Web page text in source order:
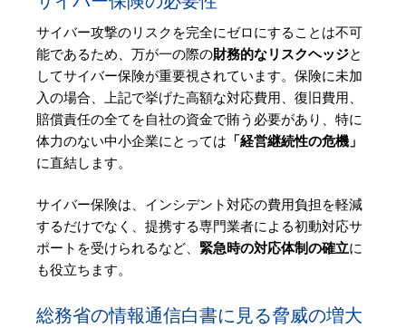
サイバー攻撃のリスクを完全にゼロにすることは不可
能であるため、万が一の際の財務的なリスクヘッジと
してサイバー保険が重要視されています。保険に未加
入の場合、上記で挙げた高額な対応費用、復旧費用、
賠償責任の全てを自社の資金で賄う必要があり、特に
体力のない中小企業にとっては 「経営継続性の危機」
に直結します。
サイバー保険は、インシデント対応の費用負担を軽減
するだけでなく、提携する専門業者による初動対応サ
ポートを受けられるなど、 緊急時の対応体制の確立に
も役立ちます。
総務省の情報通信白書に見る脅威の増大